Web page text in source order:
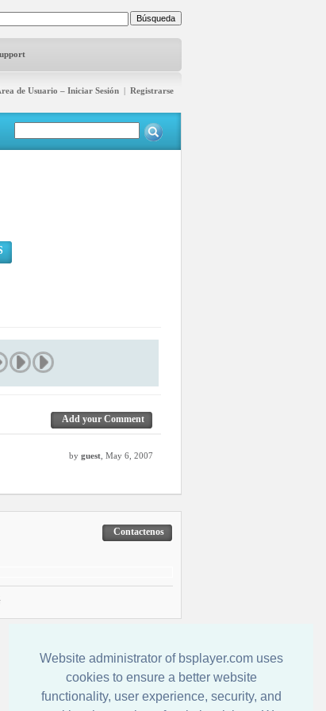
Website administrator of bsplayer.com uses
cookies to ensure a better website
functionality, user experience, security, and
de Usuario – Iniciar Sesión | Registrarse
Add your Comment
by guest , May 6, 2007
Contactenos